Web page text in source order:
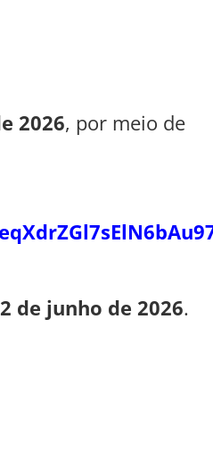
2026, por meio de
de junho de 2026.